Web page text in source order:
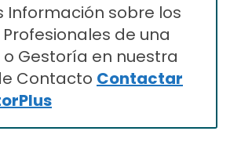
Información sobre los
Profesionales de una
Gestoría en nuestra
Contacto Contactar